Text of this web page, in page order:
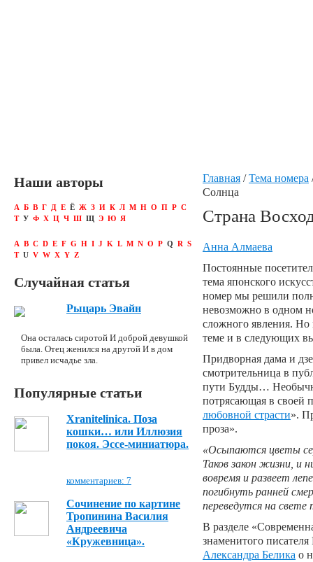
Главная /Тема номера
Солнца
Страна
Анна Алмаева
Постоянные
тема японского
номер мы решили
невозможно в одном
сложного явления. Но
теме и в следующих
Придворная дама и
смотрительница в
пути Будды…
потрясающая в своей
любовной страсти».
проза».
«Осыпаются цветы
Таков закон жизни, и
вовремя и развеет
погибнуть ранней
переведутся на
В разделе
знаменитого
Александра Белика о
Наши авторы
А Б В Г Д Е Ё Ж З И К Л М Н О П Р С
Т У Ф Х Ц Ч Ш Щ Э Ю Я
A B C D E F G H I J K L M N O P Q R S
T U V W X Y Z
Случайная статья
Рыцарь Эвайн
Она осталась сиротой И доброй девушкой
была. Отец женился на другой И в дом
привел исчадье зла.
Популярные статьи
Xranitelinica. Поза
кошки… или Иллюзия
покоя. Эссе-миниатюра.
комментариев: 7
Сочинение по картине
Тропинина Василия
Андреевича
«Кружевница».